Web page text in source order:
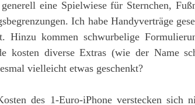
eine Spielwiese für Sternchen,
Ich habe Handyverträge
Hinzu kommen schwurbelige
kosten diverse Extras (wie der Name
vielleicht etwas geschenkt?
des 1-Euro-iPhone verstecken sich